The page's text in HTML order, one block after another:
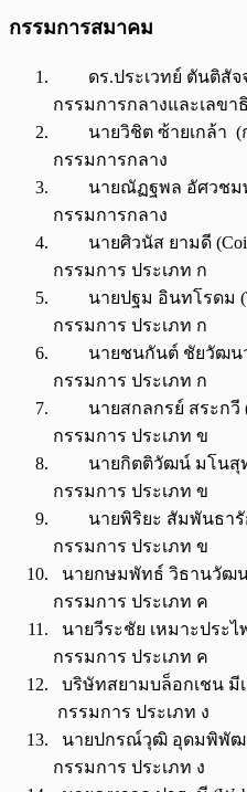
กรรมการสมาคม
ดร.ประเวท
กรรมการกลางและเลขา
นายวิชิต ซ้าย
กรรมการกลาง
นายณัฏฐพ
กรรมการกลาง
นายศิวนัส ยา
กรรมการ ประเภท ก
นายปฐม อิน
กรรมการ ประเภท ก
นายชนกันต์ ชัย
กรรมการ ประเภท ก
นายสกลกรย์ สระกวี
กรรมการ ประเภท ข
นายกิตติวัฒน์ มโน
กรรมการ ประเภท ข
นายพิริยะ สัมพัน
กรรมการ ประเภท ข
นายกษมพัทธ์ วิ
กรรมการ ประเภท ค
นายวีระชัย เหมาะ
กรรมการ ประเภท ค
บริษัทสยามบล็อก
กรรมการ ประเภท ง
นายปกรณ์วุฒิ อุดมพิพั
กรรมการ ประเภท ง